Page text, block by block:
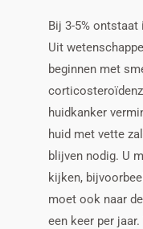
Bij 3-5% ontstaat
Uit
beginnen met
huidkanker
huid met vette
blijven nodig. U
kijken,
moet ook naar
een keer per